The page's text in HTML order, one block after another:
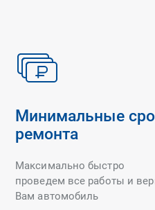
Минимальные
ремонта
Максимально быстро
проведем все работы и
Вам автомобиль